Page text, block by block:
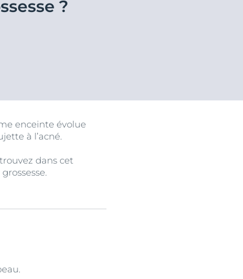
?
enceinte évolue
à l’acné.
dans cet